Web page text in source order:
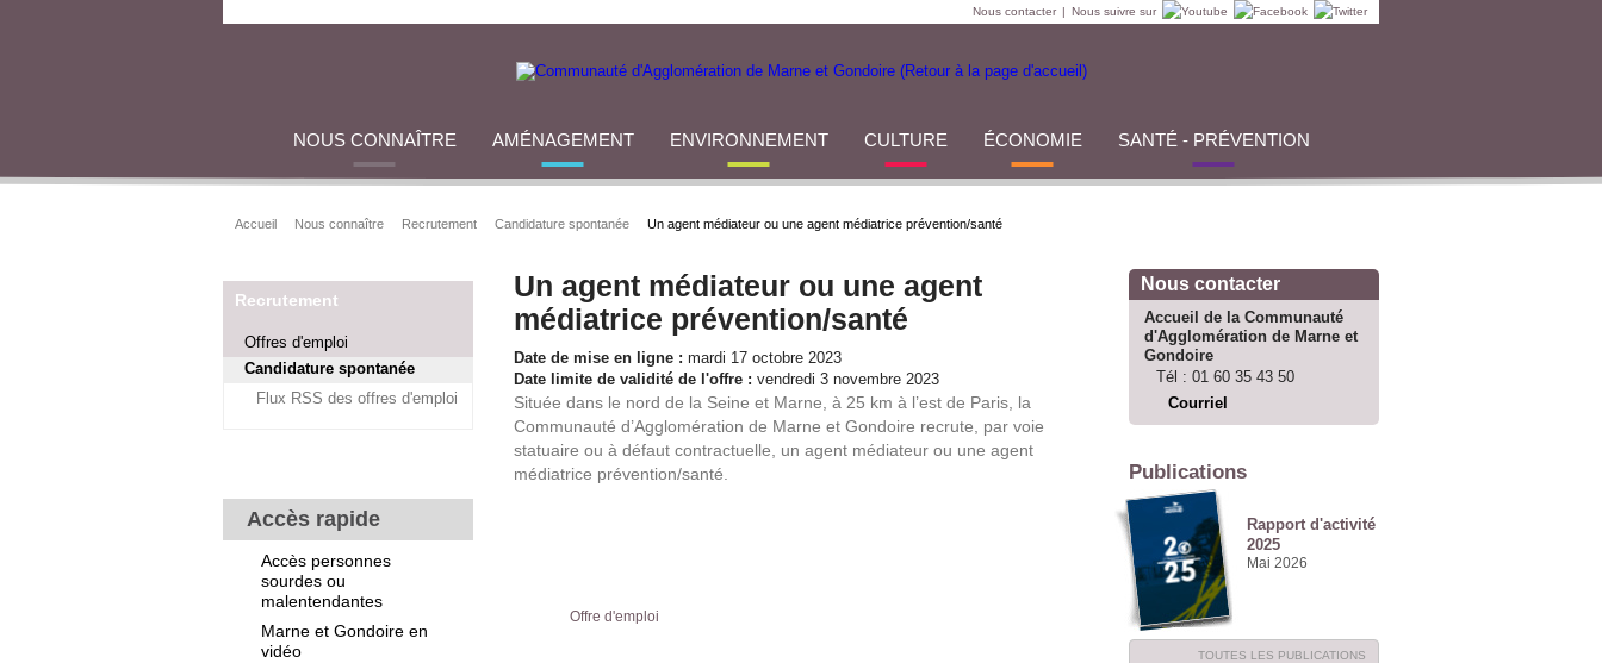
Nous contacter | Nous suivre sur
NOUS CONNAÎTRE AMÉNAGEMENT ENVIRONNEMENT CULTURE ÉCONOMIE SANTÉ - PRÉVENTION
Accueil Nous connaître Recrutement Candidature spontanée Un agent médiateur ou une agent médiatrice prévention/santé
Recrutement
Offres d'emploi
Candidature spontanée
Flux RSS des offres d'emploi
Accès rapide
Accès personnes
sourdes ou
malentendantes
Marne et Gondoire en
vidéo
Un agent médiateur ou une agent
médiatrice prévention/santé
Date de mise en ligne : mardi 17 octobre 2023
Date limite de validité de l'offre : vendredi 3 novembre 2023
Située dans le nord de la Seine et Marne, à 25 km à l’est de Paris, la
Communauté d’Agglomération de Marne et Gondoire recrute, par voie
statuaire ou à défaut contractuelle, un agent médiateur ou une agent
médiatrice prévention/santé.
Offre d'emploi
Nous contacter
Accueil de la Communauté
d'Agglomération de Marne et
Gondoire
Tél : 01 60 35 43 50
Courriel
Publications
Rapport d'activité
2025
Mai 2026
TOUTES LES PUBLICATIONS